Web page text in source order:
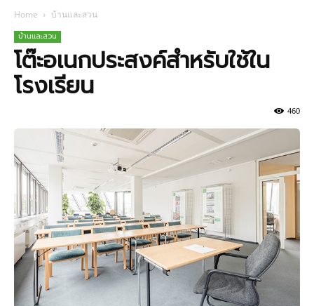
Home บ้านและสวน
บ้านและสวน
โต๊ะอเนกประสงค์สำหรับใช้ใน
โรงเรียน
460